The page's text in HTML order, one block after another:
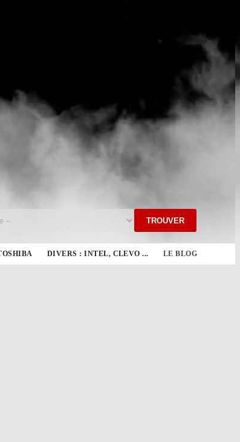
TROUVER
DIVERS : INTEL, CLEVO ... LE BLOG